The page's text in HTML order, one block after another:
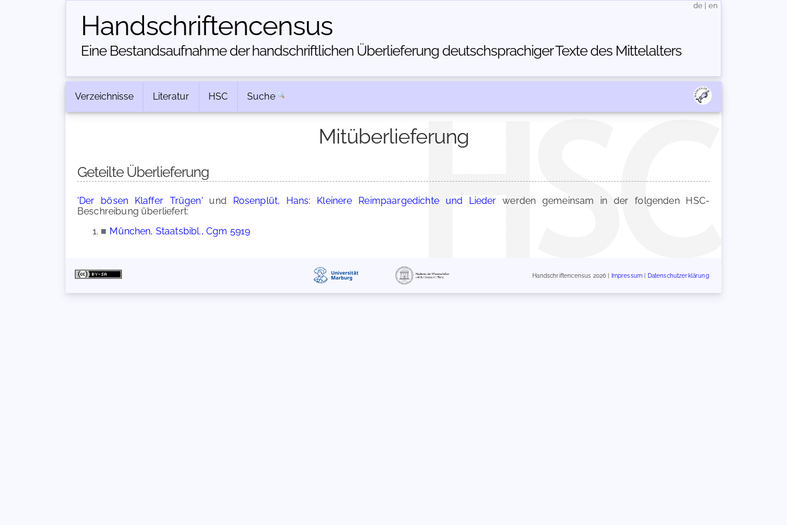
Handschriften­census
Eine Bestandsaufnahme der handschriftlichen Über­lieferung deutschsprachiger Texte des Mittelalters
de en
Verzeichnisse Literatur HSC Suche
Mitüberlieferung
Geteilte Überlieferung
'Der bösen Klaffer Trügen' und Rosenplüt, Hans: Kleinere Reimpaargedichte und Lieder werden gemeinsam in der folgenden HSC-
Beschreibung überliefert:
■ München, Staatsbibl., Cgm 5919
Handschriftencensus 2026 | Impressum Datenschutzerklärung